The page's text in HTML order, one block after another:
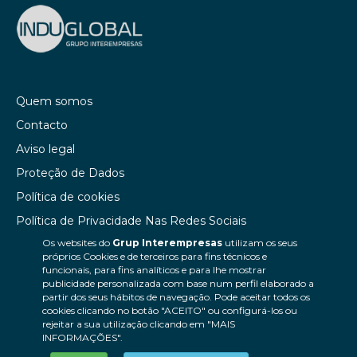
Os websites do Grup Interempresasutilizam os seus
próprios Cookies e de terceiros para fins técnicos e
funcionais, para fins analíticos e para lhe mostrar
publicidade personalizada com base num perfil elaborado a
partir dos seus hábitos de navegação. Pode aceitar todos os
cookies clicando no botão "ACEITO" ou configurá-los ou
rejeitar a sua utilização clicando em "MAIS
INFORMAÇÕES".
Quem somos
Contacto
Aviso legal
Proteção de Dados
Política de cookies
Política de Privacidade Nas Redes Sociais
Canal de denúncias
Colaborações editoriais